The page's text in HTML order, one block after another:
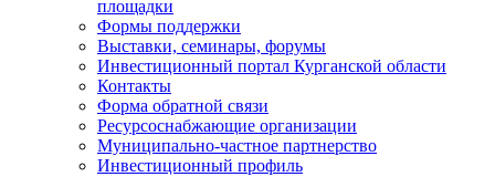
площадки
Формы поддержки
Выставки, семинары, форумы
Инвестиционный портал Курганской области
Контакты
Форма обратной связи
Ресурсоснабжающие организации
Муниципально-частное партнерство
Инвестиционный профиль